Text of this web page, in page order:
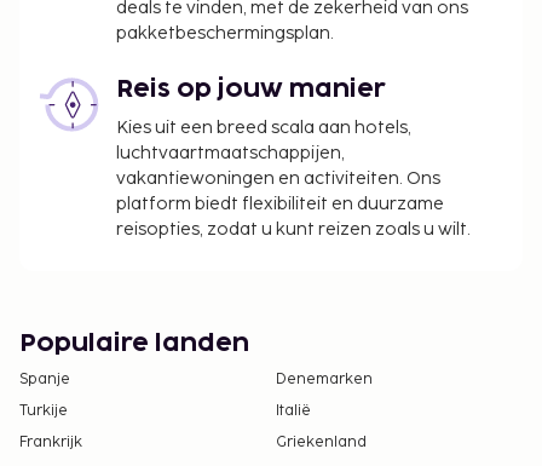
deals te vinden, met de zekerheid van ons
pakketbeschermingsplan.
Reis op jouw manier
Kies uit een breed scala aan hotels,
luchtvaartmaatschappijen,
vakantiewoningen en activiteiten. Ons
platform biedt flexibiliteit en duurzame
reisopties, zodat u kunt reizen zoals u wilt.
Populaire landen
Spanje
Denemarken
Turkije
Italië
Frankrijk
Griekenland